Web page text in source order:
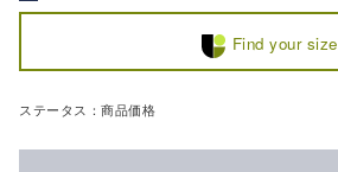
Find your size
ステータス：商品価格